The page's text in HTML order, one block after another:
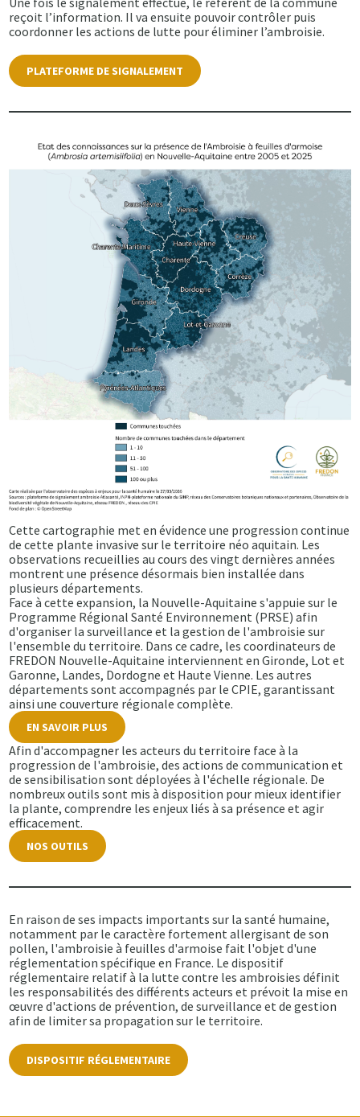
reçoit l’information. Il va ensuite pouvoir contrôler puis
coordonner les actions de lutte pour éliminer l’ambroisie.
PLATEFORME DE SIGNALEMENT
Cette cartographie met en évidence une progression continue
de cette plante invasive sur le territoire néo aquitain. Les
observations recueillies au cours des vingt dernières années
montrent une présence désormais bien installée dans
plusieurs départements.
Face à cette expansion, la Nouvelle-Aquitaine s'appuie sur le
Programme Régional Santé Environnement (PRSE) afin
d'organiser la surveillance et la gestion de l'ambroisie sur
l'ensemble du territoire. Dans ce cadre, les coordinateurs de
FREDON Nouvelle-Aquitaine interviennent en Gironde, Lot et
Garonne, Landes, Dordogne et Haute Vienne. Les autres
départements sont accompagnés par le CPIE, garantissant
ainsi une couverture régionale complète.
EN SAVOIR PLUS
Afin d'accompagner les acteurs du territoire face à la
progression de l'ambroisie, des actions de communication et
de sensibilisation sont déployées à l'échelle régionale. De
nombreux outils sont mis à disposition pour mieux identifier
la plante, comprendre les enjeux liés à sa présence et agir
efficacement.
NOS OUTILS
En raison de ses impacts importants sur la santé humaine,
notamment par le caractère fortement allergisant de son
pollen, l'ambroisie à feuilles d'armoise fait l'objet d'une
réglementation spécifique en France. Le dispositif
réglementaire relatif à la lutte contre les ambroisies définit
les responsabilités des différents acteurs et prévoit la mise en
œuvre d'actions de prévention, de surveillance et de gestion
afin de limiter sa propagation sur le territoire.
DISPOSITIF RÉGLEMENTAIRE